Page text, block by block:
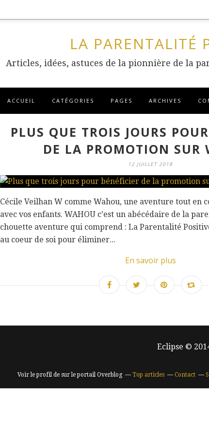
LA PARENTALITÉ
Articles, idées, astuces de la pionnière de la
ACCUEIL CATÉGORIES PAGES ARCHIVES
PLUS QUE TROIS JOURS
DE LA PROMOTION SUR
12 JUILLET 2018
Cécile Veilhan W comme Wahou, une aventure tout en
avec vos enfants. WAHOU c’est un abécédaire de la
chouette aventure qui comprend : La Parentalité
au coeur de soi pour éliminer...
En savoir plus
Eclipse ©
Voir le profil de sur le portail Overblog Top articles Contact